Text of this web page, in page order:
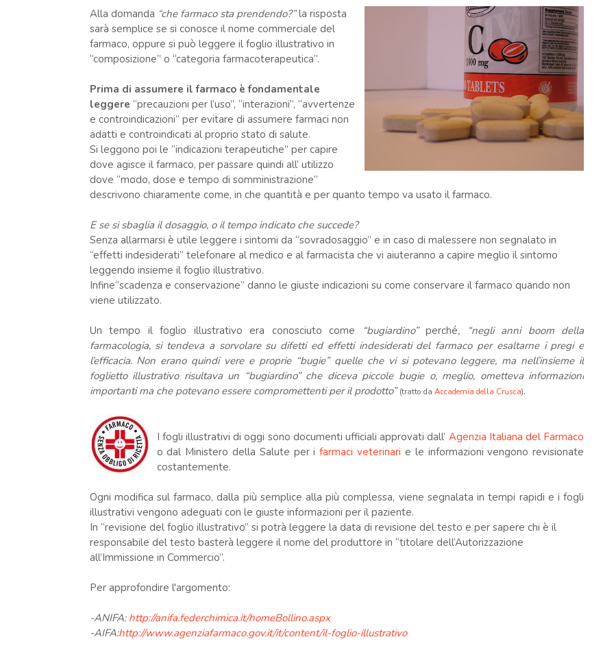
Alla domanda “che farmaco sta prendendo?”la risposta
sarà semplice se si conosce il nome commerciale del
farmaco, oppure si può leggere il foglio illustrativo in
“composizione” o “categoria farmacoterapeutica”.
Prima di assumere il farmaco è fondamentale
leggere “precauzioni per l’uso”, “interazioni”, “avvertenze
e controindicazioni” per evitare di assumere farmaci non
adatti e controindicati al proprio stato di salute.
Si leggono poi le “indicazioni terapeutiche” per capire
dove agisce il farmaco, per passare quindi all’ utilizzo
dove “modo, dose e tempo di somministrazione”
descrivono chiaramente come, in che quantità e per quanto tempo va usato il farmaco.
E se si sbaglia il dosaggio, o il tempo indicato che succede?
Senza allarmarsi è utile leggere i sintomi da “sovradosaggio” e in caso di malessere non segnalato in
“effetti indesiderati” telefonare al medico e al farmacista che vi aiuteranno a capire meglio il sintomo
leggendo insieme il foglio illustrativo.
Infine“scadenza e conservazione” danno le giuste indicazioni su come conservare il farmaco quando non
viene utilizzato.
Un tempo il foglio illustrativo era conosciuto come “bugiardino”perché, “negli anni boom della
farmacologia, si tendeva a sorvolare su difetti ed effetti indesiderati del farmaco per esaltarne i pregi e
l’efficacia. Non erano quindi vere e proprie “bugie” quelle che vi si potevano leggere, ma nell’insieme il
foglietto illustrativo risultava un “bugiardino” che diceva piccole bugie o, meglio, ometteva informazioni
importanti ma che potevano essere compromettenti per il prodotto” (tratto da Accademia della Crusca).
I fogli illustrativi di oggi sono documenti ufficiali approvati dall’ Agenzia Italiana del Farmaco
o dal Ministero della Salute per ifarmaci veterinari e le informazioni vengono revisionate
costantemente.
Ogni modifica sul farmaco, dalla più semplice alla più complessa, viene segnalata in tempi rapidi e i fogli
illustrativi vengono adeguati con le giuste informazioni per il paziente.
In “revisione del foglio illustrativo” si potrà leggere la data di revisione del testo e per sapere chi è il
responsabile del testo basterà leggere il nome del produttore in “titolare dell’Autorizzazione
all’Immissione in Commercio”.
Per approfondire l'argomento:
-ANIFA: http://anifa.federchimica.it/homeBollino.aspx
-AIFA:http://www.agenziafarmaco.gov.it/it/content/il-foglio-illustrativo